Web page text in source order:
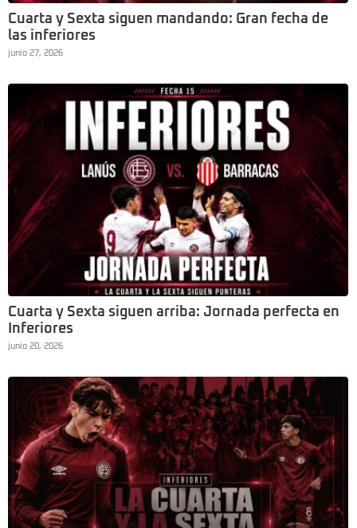
Cuarta y Sexta siguen mandando: Gran fecha de
las inferiores
junio 27, 2026
Cuarta y Sexta siguen arriba: Jornada perfecta en
Inferiores
junio 20, 2026